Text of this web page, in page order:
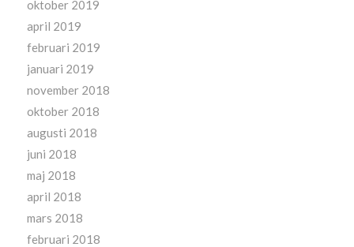
oktober 2019
april 2019
februari 2019
januari 2019
november 2018
oktober 2018
augusti 2018
juni 2018
maj 2018
april 2018
mars 2018
februari 2018